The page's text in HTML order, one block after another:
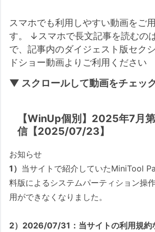
スマホでも利用しやすい動画をご
す。
↓スマホで長文記事を読むの
で、記事内のダイジェスト版セク
ドショー動画よりご利用ください
▼ スクロールして動画をチェッ
【WinUp個別】2025年7月
信【2025/07/23】
お知らせ
1） 当サイトで紹介していたMiniTool
料版によるシステムパーティション操
用ができなくなりました。
2）2026/07/31：当サイトの利用規約